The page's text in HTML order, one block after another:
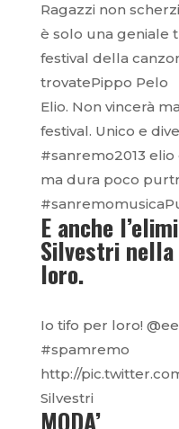
Ragazzi non
è solo una geniale
festival della
trovatePippo Pelo
Elio. Non vincerà
festival. Unico e
#sanremo2013
ma dura poco
E anche
Silvestri
loro.
Io tifo per loro!
#spamremo
http://
Silvestri
MODA’